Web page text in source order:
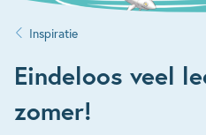
Inspiratie
Eindeloos veel
zomer!